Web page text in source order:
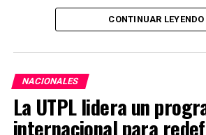
entrevista a Los Especialistas del
Dijo que es muy doloroso escuchar a
dejarán participar en las elecciones
obstante, enfatizó que quien la tiene
participar es el pueblo ecuatoriano.
CONTINUAR LEYENDO
NACIONALES
La UTPL lidera un
internacional para